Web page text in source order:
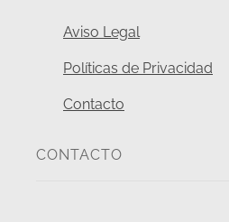
Aviso Legal
Políticas de Privacidad
Contacto
CONTACTO